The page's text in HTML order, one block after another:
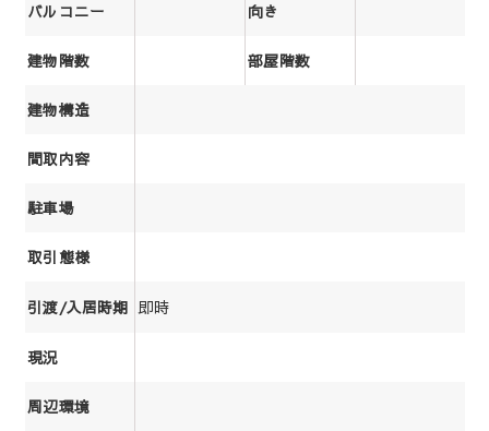
バルコニー 向き
建物階数 部屋階数
建物構造
間取内容
駐車場
取引態様
引渡/入居時期 即時
現況
周辺環境